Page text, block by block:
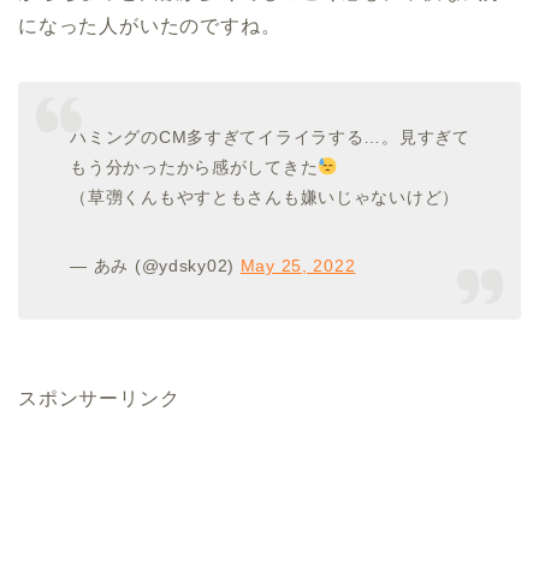
になった人がいたのですね。
ハミングのCM多すぎてイライラする…。見すぎて
もう分かったから感がしてきた
（草彅くんもやすともさんも嫌いじゃないけど）
— あみ (@ydsky02) May 25, 2022
スポンサーリンク